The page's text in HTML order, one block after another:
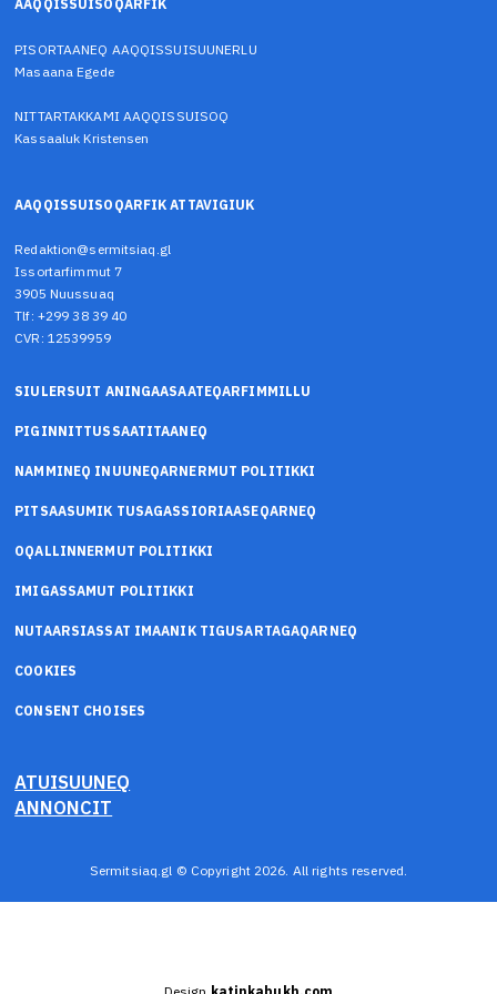
AAQQISSUISOQARFIK
PISORTAANEQ AAQQISSUISUUNERLU
Masaana Egede
NITTARTAKKAMI AAQQISSUISOQ
Kassaaluk Kristensen
AAQQISSUISOQARFIK ATTAVIGIUK
Redaktion@sermitsiaq.gl
Issortarfimmut 7
3905 Nuussuaq
Tlf: +299 38 39 40
CVR: 12539959
SIULERSUIT ANINGAASAATEQARFIMMILLU
PIGINNITTUSSAATITAANEQ
NAMMINEQ INUUNEQARNERMUT POLITIKKI
PITSAASUMIK TUSAGASSIORIAASEQARNEQ
OQALLINNERMUT POLITIKKI
IMIGASSAMUT POLITIKKI
NUTAARSIASSAT IMAANIK TIGUSARTAGAQARNEQ
COOKIES
CONSENT CHOISES
ATUISUUNEQ
ANNONCIT
Sermitsiaq.gl © Copyright 2026. All rights reserved.